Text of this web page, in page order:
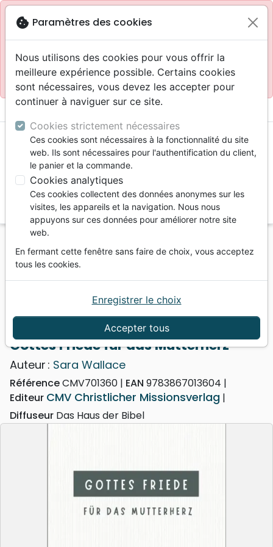
blockSite réservé aux professionnels
Accès pour les professionnels : Se connecter
Site pour le grand public : La Maison de la Bible
menu
Vous ne pouvez pas créer de nouvelle commande
depuis votre pays (United States).
Famille, couple
Gottes Friede für das Mutterherz
Gottes Friede für das Mutterherz
Auteur : Sara Wallace
RéférenceCMV701360 EAN 9783867013604
Editeur CMV Christlicher Missionsverlag
Diffuseur Das Haus der Bibel
cookie Paramètres des cookies
Nous utilisons des cookies pour vous offrir la
meilleure expérience possible. Certains cookies
sont nécessaires, vous devez les accepter pour
continuer à naviguer sur ce site.
Cookies strictement nécessaires
Ces cookies sont nécessaires à la fonctionnalité du site
web. Ils sont nécessaires pour l'authentification du client,
le panier et la commande.
Cookies analytiques
Ces cookies collectent des données anonymes sur les
visites, les appareils et la navigation. Nous nous
appuyons sur ces données pour améliorer notre site
web.
En fermant cette fenêtre sans faire de choix, vous acceptez
tous les cookies.
Accepter tous
Enregistrer le choix